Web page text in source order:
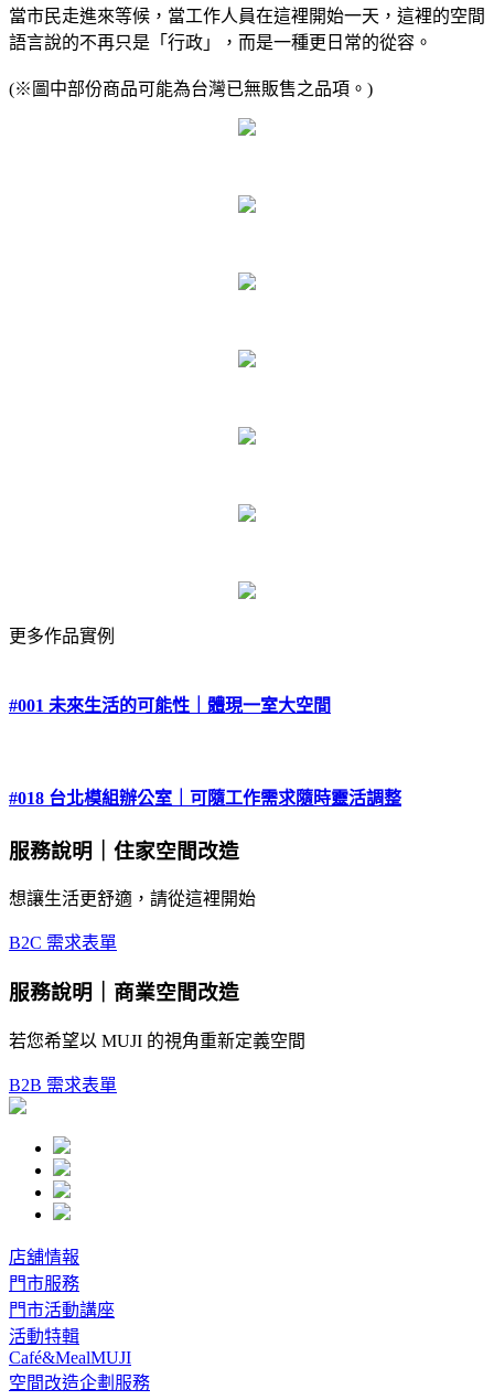
當市民走進來等候，當工作人員在這裡開始一天，這裡的空間
語言說的不再只是「行政」，而是一種更日常的從容。
(※圖中部份商品可能為台灣已無販售之品項。)
更多作品實例
#001 未來生活的可能性｜體現一室大空間
#018 台北模組辦公室｜可隨工作需求隨時靈活調整
服務說明｜住家空間改造
想讓生活更舒適，請從這裡開始
B2C 需求表單
服務說明｜商業空間改造
若您希望以 MUJI 的視角重新定義空間
B2B 需求表單
店舖情報
門市服務
門市活動講座
活動特輯
Café&MealMUJI
空間改造企劃服務